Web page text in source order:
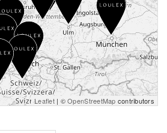
Leaflet| ©OpenStreetMap contributors